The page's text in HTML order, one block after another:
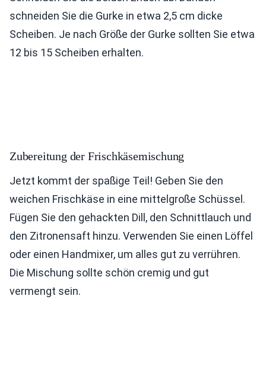
schneiden Sie die Gurke in etwa 2,5 cm dicke
Scheiben. Je nach Größe der Gurke sollten Sie etwa
12 bis 15 Scheiben erhalten.
Zubereitung der Frischkäsemischung
Jetzt kommt der spaßige Teil! Geben Sie den
weichen Frischkäse in eine mittelgroße Schüssel.
Fügen Sie den gehackten Dill, den Schnittlauch und
den Zitronensaft hinzu. Verwenden Sie einen Löffel
oder einen Handmixer, um alles gut zu verrühren.
Die Mischung sollte schön cremig und gut
vermengt sein.